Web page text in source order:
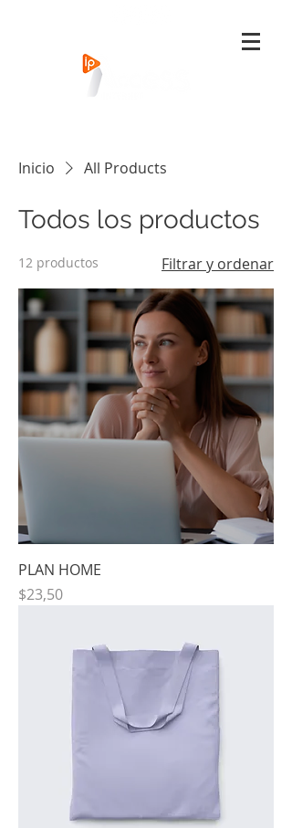
Inicio All Products
Todos los productos
12 productos Filtrar y ordenar
PLAN HOME
Precio
$23,50